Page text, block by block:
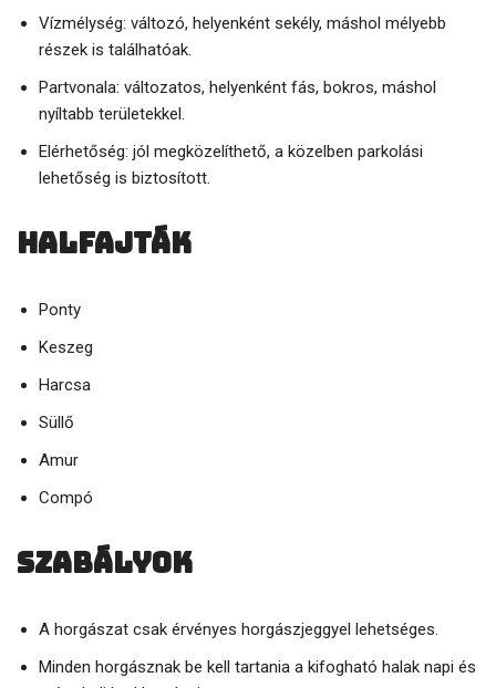
Vízmélység: változó, helyenként sekély, máshol mélyebb
részek is találhatóak.
Partvonala: változatos, helyenként fás, bokros, máshol
nyíltabb területekkel.
Elérhetőség: jól megközelíthető, a közelben parkolási
lehetőség is biztosított.
Halfajták
Ponty
Keszeg
Harcsa
Süllő
Amur
Compó
Szabályok
A horgászat csak érvényes horgászjeggyel lehetséges.
Minden horgásznak be kell tartania a kifogható halak napi és